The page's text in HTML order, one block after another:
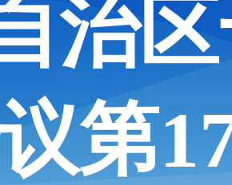
治
第